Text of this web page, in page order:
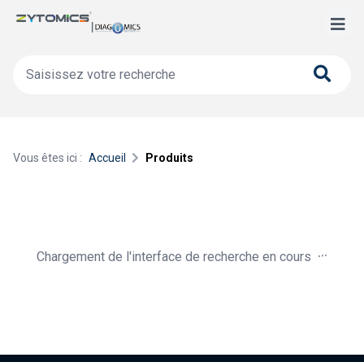
Vous êtes ici : Accueil Produits
Chargement de l'interface de recherche en cours ...